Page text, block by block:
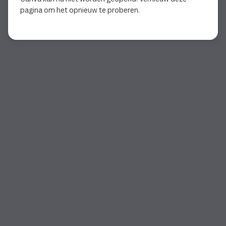
pagina om het opnieuw te proberen.